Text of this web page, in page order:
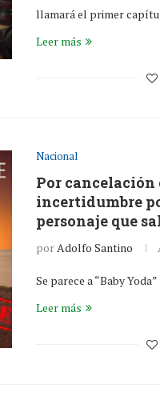
llamará el primer
Leer más
Nacional
Por cancelación
incertidumbre
personaje que
porAdolfo Santino
Se parece a “Baby
Leer más